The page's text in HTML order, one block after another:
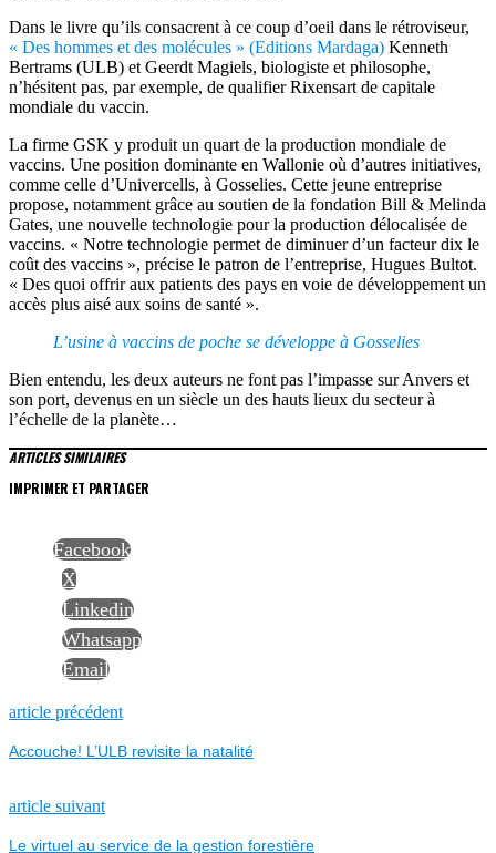
Dans le livre qu’ils consacrent à ce coup d’oeil dans le rétroviseur,
« Des hommes et des molécules » (Editions Mardaga) Kenneth
Bertrams (ULB) et Geerdt Magiels, biologiste et philosophe,
n’hésitent pas, par exemple, de qualifier Rixensart de capitale
mondiale du vaccin.
La firme GSK y produit un quart de la production mondiale de
vaccins. Une position dominante en Wallonie où d’autres initiatives,
comme celle d’Univercells, à Gosselies. Cette jeune entreprise
propose, notamment grâce au soutien de la fondation Bill & Melinda
Gates, une nouvelle technologie pour la production délocalisée de
vaccins. « Notre technologie permet de diminuer d’un facteur dix le
coût des vaccins », précise le patron de l’entreprise, Hugues Bultot.
« Des quoi offrir aux patients des pays en voie de développement un
accès plus aisé aux soins de santé ».
L’usine à vaccins de poche se développe à Gosselies
Bien entendu, les deux auteurs ne font pas l’impasse sur Anvers et
son port, devenus en un siècle un des hauts lieux du secteur à
l’échelle de la planète…
ARTICLES SIMILAIRES
IMPRIMER ET PARTAGER
Facebook
X
Linkedin
Whatsapp
Email
NAVIGATION
DE
L’ARTICLE
article précédentPrevious
Accouche! L’ULB revisite la natalité
article suivantNext
Le virtuel au service de la gestion forestière